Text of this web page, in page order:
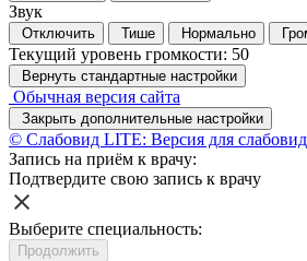
Звук
Отключить Тише Нормально
Текущий уровень громкости: 50
Вернуть стандартные настройки
Обычная версия сайта
Закрыть дополнительные настройки
© Слабовид LITE: Версия для
Запись на приём к врачу:
Подтвердите свою запись к врачу
Выберите специальность:
Продолжить